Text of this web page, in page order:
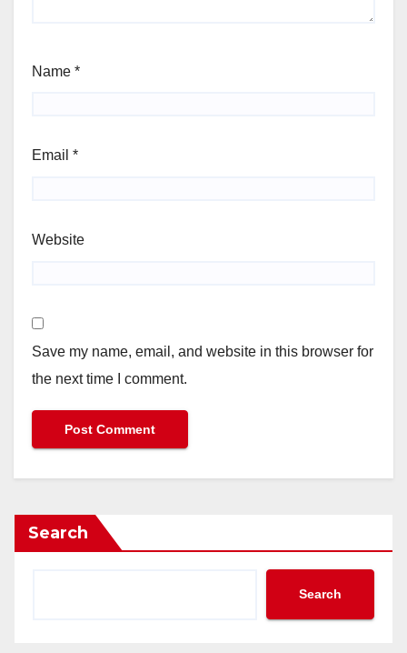
Name *
Email *
Website
Save my name, email, and website in this browser for
the next time I comment.
Search
Search